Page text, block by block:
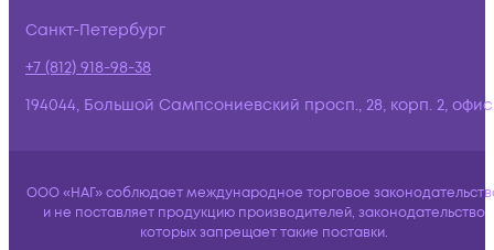
Санкт-Петербург
+7 (812) 918-98-38
194044, Большой Сампсониевский просп., 28, корп. 2,
ООО «НАГ» соблюдает международное торговое
и не поставляет продукцию производителей, законодательство
которых запрещает такие поставки.